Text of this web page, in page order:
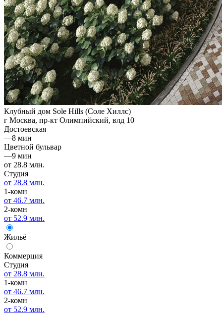
Клубный дом Sole Hills (Соле Хиллс)
г Москва, пр-кт Олимпийский, влд 10
Достоевская
—8 мин
Цветной бульвар
—9 мин
от 28.8 млн.
Студия
от 28.8 млн.
1-комн
от 46.7 млн.
2-комн
от 52.9 млн.
Жильё
Коммерция
Студия
от 28.8 млн.
1-комн
от 46.7 млн.
2-комн
от 52.9 млн.